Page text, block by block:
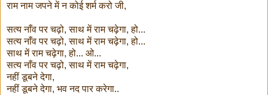
राम नाम जपने में न कोई शर्म करो जी,
सत्य नाँव पर चढ़ो, साथ में राम चढ़ेगा, हो...
सत्य नाँव पर चढ़ो, साथ में राम चढ़ेगा, हो...
साथ में राम चढ़ेगा, हो... ओ...
सत्य नाँव पर चढ़ो, साथ में राम चढ़ेगा,
नहीं डूबने देगा,
नहीं डूबने देगा, भव नद पार करेगा..